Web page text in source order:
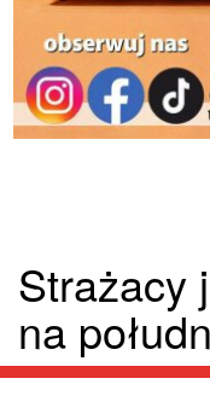
Strażacy
na